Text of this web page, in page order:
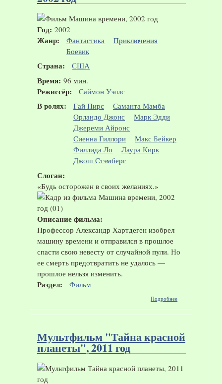
Год: 2002
Жанр: Фантастика
Приключения
Боевик
Страна: США
Время: 96 мин.
Режиссёр: Саймон Уэллс
В ролях: Гай Пирс
Саманта Мамба
Орландо Джонс
Марк Эдди
Джереми Айронс
Сиенна Гиллори
Макс Бейкер
Филлида Ло
Лаура Кирк
Джош Стэмберг
Слоган:
«Будь осторожен в своих желаниях.»
Описание фильма:
Профессор Александр Хартдеген изобрел
машину времени и отправился в прошлое
спасти свою невесту от случайной пули. Но
ее смерть предотвратить не удалось —
прошлое нельзя изменить.
Раздел: Фильм
Подробнее
времени",
Мультфильм "Тайна красной
планеты", 2011 год